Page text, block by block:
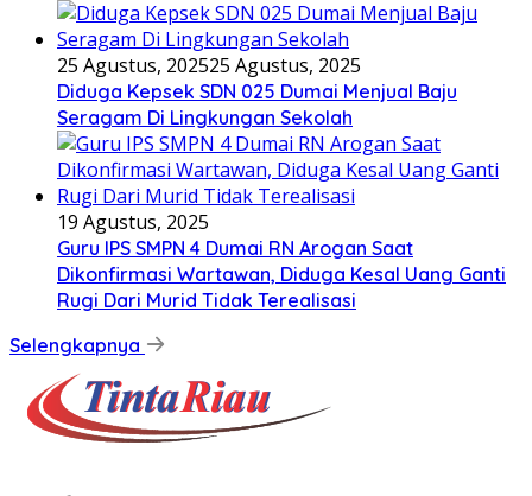
25 Agustus, 202525 Agustus, 2025
Diduga Kepsek SDN 025 Dumai Menjual Baju
Seragam Di Lingkungan Sekolah
19 Agustus, 2025
Guru IPS SMPN 4 Dumai RN Arogan Saat
Dikonfirmasi Wartawan, Diduga Kesal Uang Ganti
Rugi Dari Murid Tidak Terealisasi
Selengkapnya